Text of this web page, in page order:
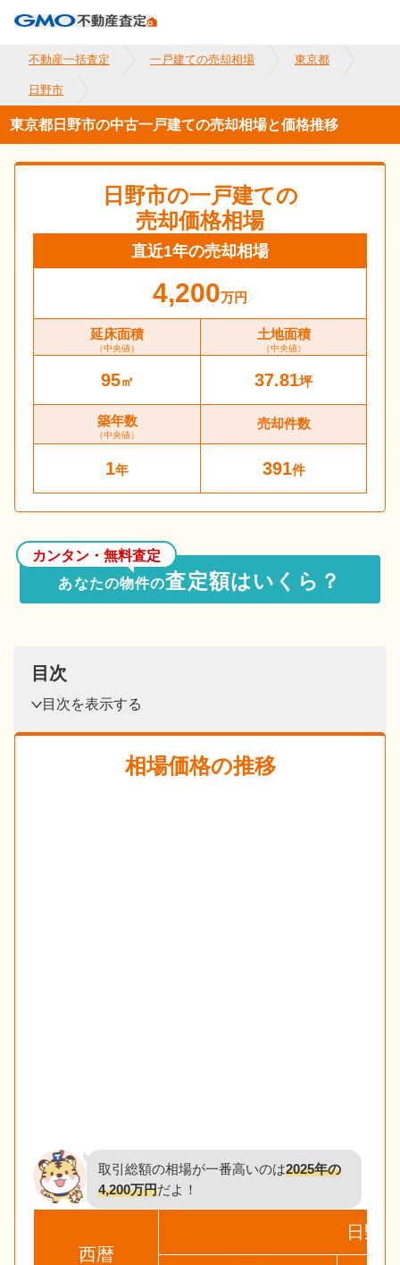
不動産一括査定 一戸建ての売却相場 東京都
日野市
東京都日野市の中古一戸建ての売却相場と価格推移
日野市の一戸建ての
売却価格相場
直近1年の売却相場
4,200万円
延床面積
（中央値）
土地面積
（中央値）
95㎡ 37.81坪
築年数
（中央値）
売却件数
1年 391件
カンタン・無料査定
あなたの物件の査定額はいくら？
目次
目次を表示する
相場価格の推移
取引総額の相場が一番高いのは2025年の
4,200万円だよ！
西暦
日野市